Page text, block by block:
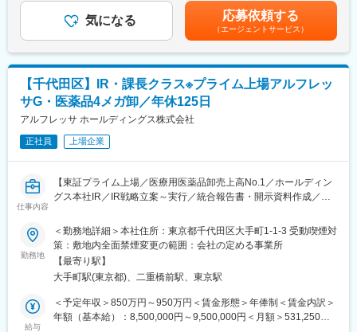
変更の範囲：会社の定める業務
◎提案する商品：
・脊椎インプラントなど手術用高価格製品
があり、ドクターの要望に合わせて微修正して特注品を作ること
ができる点が強みです。
・医療用手袋などの消費財
◎新規と既存の割合：新規メイン（既存顧客は先輩から引継ぎ）
※学会参加後の問い合わせ経由でドクターとのアポイントを取得し
ます。
※飛び込みやテレアポもありますが、どこを狙うか戦略を立てて開
拓するので7割くらいはドクターに会えています。
★初めのうちは新規の営業が中心となりますが、徐々に既存営業
の割合が大きくなりながらインプラント機器などの高単価商材の
導入を進めていきます。
・整形外科の場合、計画手術がメインとなるため緊急手術はほぼ
ありません。
制で、年収を12分割して各月の25日にお支払します。※初年度以
降は適正に応じ、評価・月収の見直しを行っていきます。賃金は
あくまでも目安の金額であり、選考を通じて上下する可能性があ
ります。月給(月額)は固定手当を含めた表記です。
気になる 応募依頼する
（エージェントサービス）
【千代田区】IR・課長クラス※プライム上場アルフレッ
サG・医薬品4メガ卸／年休125日
アルフレッサ ホールディングス株式会社
正社員 上場企業
仕事内容
【東証プライム上場／医療用医薬品卸売上高No.1／ホールディン
グス本社IR／IR戦略立案～実行／統合報告書・開示資料作成／投
用】
■職務概要：
国内外の投資家・株主への対応や決算説明会の運営、各種開示資
料の作成をお任せします。また、市場動向分析に基づくIR戦略の
立 案・推進に加え、経営陣や社内外との連携・調整など、広範な
IR業務をお任せします
勤務地
＜勤務地詳細＞本社住所：東京都千代田区大手町1-1-3 受動喫煙対
策：敷地内全面禁煙変更の範囲：会社の定める事業所
【最寄り駅】
大手町駅(東京都)、二重橋前駅、東京駅
給与
＜予定年収＞850万円～950万円＜賃金形態＞年俸制＜賃金内訳＞
年額（基本給）：8,500,000円～9,500,000円＜月額＞531,250円